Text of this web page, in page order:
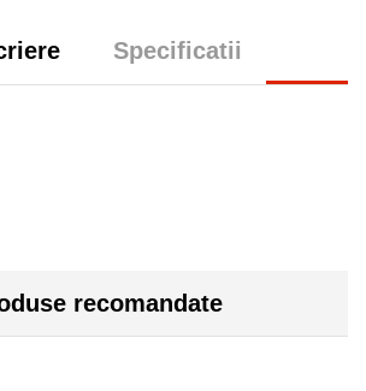
Specificatii
recomandate